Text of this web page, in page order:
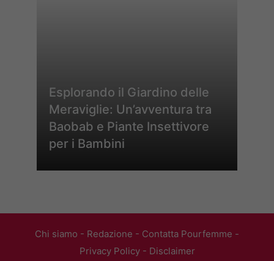
Esplorando il Giardino delle
Meraviglie: Un’avventura tra
Baobab e Piante Insettivore
per i Bambini
Chi siamo - Redazione - Contatta Pourfemme -
Privacy Policy- Disclaimer